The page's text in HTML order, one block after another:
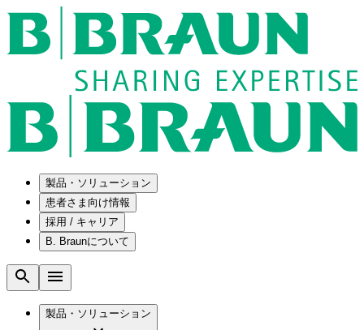
製品・ソリューション
ソリューション
メンテナンスプログラム
国内の修理サービスセンター
患者さま向け情報
腰椎椎間板ヘルニアについて
採用 / キャリア
ビー・ブラウンエースクラップ株式会社の
B. Braunについて
製品・ソリューション